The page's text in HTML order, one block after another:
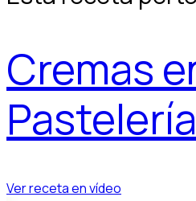
Cremas
Pastelería
Ver receta en vídeo